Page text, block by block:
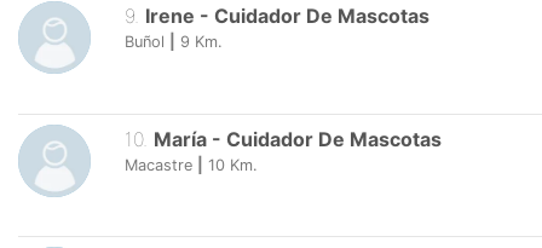
9. Irene - Cuidador De Mascotas
Buñol 9 Km.
10. María - Cuidador De Mascotas
Macastre 10 Km.